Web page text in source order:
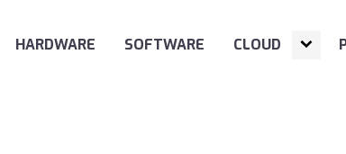
HARDWARE
SOFTWARE CLOUD Open